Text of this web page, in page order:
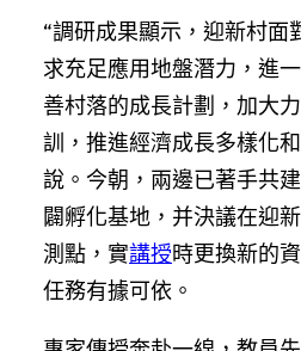
“調研成果顯示，迎新村面
求充足應用地盤潛力，進
善村落的成長計劃，加大
訓，推進經濟成長多樣化
說。今朝，兩邊已著手共
闢孵化基地，并決議在迎
測點，實講授時更換新的
任務有據可依。